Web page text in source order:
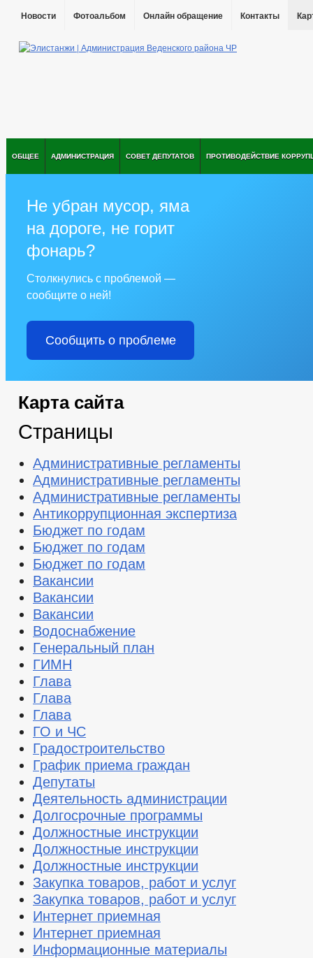
Новости Фотоальбом Онлайн обращение Контакты
ОБЩЕЕ АДМИНИСТРАЦИЯ СОВЕТ ДЕПУТАТОВ ПРОТИВОДЕЙСТВИЕ
Не убран мусор, яма
на дороге, не горит
фонарь?
Столкнулись с проблемой —
сообщите о ней!
Сообщить о проблеме
Карта сайта
Страницы
Административные регламенты
Административные регламенты
Административные регламенты
Антикоррупционная экспертиза
Бюджет по годам
Бюджет по годам
Бюджет по годам
Вакансии
Вакансии
Вакансии
Водоснабжение
Генеральный план
ГИМН
Глава
Глава
Глава
ГО и ЧС
Градостроительство
График приема граждан
Депутаты
Деятельность администрации
Долгосрочные программы
Должностные инструкции
Должностные инструкции
Должностные инструкции
Закупка товаров, работ и услуг
Закупка товаров, работ и услуг
Интернет приемная
Интернет приемная
Информационные материалы